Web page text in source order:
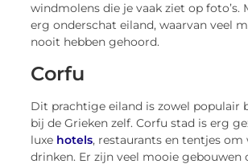
windmolens die je vaak ziet op foto’s.
erg onderschat eiland, waarvan veel
nooit hebben gehoord.
Corfu
Dit prachtige eiland is zowel populair
bij de Grieken zelf. Corfu stad is erg
luxe hotels, restaurants en tentjes om
drinken. Er zijn veel mooie gebouwen